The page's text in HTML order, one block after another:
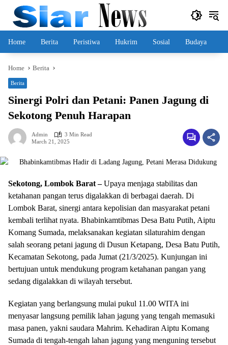
content
Home Berita Peristiwa Hukrim Sosial Budaya
Home Berita
Berita
Sinergi Polri dan Petani: Panen Jagung di
Sekotong Penuh Harapan
Admin
3 Min Read
March 21, 2025
Sekotong, Lombok Barat –Upaya menjaga stabilitas dan
ketahanan pangan terus digalakkan di berbagai daerah. Di
Lombok Barat, sinergi antara kepolisian dan masyarakat petani
kembali terlihat nyata. Bhabinkamtibmas Desa Batu Putih, Aiptu
Komang Sumada, melaksanakan kegiatan silaturahim dengan
salah seorang petani jagung di Dusun Ketapang, Desa Batu Putih,
Kecamatan Sekotong, pada Jumat (21/3/2025). Kunjungan ini
bertujuan untuk mendukung program ketahanan pangan yang
sedang digalakkan di wilayah tersebut.
Kegiatan yang berlangsung mulai pukul 11.00 WITA ini
menyasar langsung pemilik lahan jagung yang tengah memasuki
masa panen, yakni saudara Mahrim. Kehadiran Aiptu Komang
Sumada di tengah-tengah lahan jagung yang menguning tersebut